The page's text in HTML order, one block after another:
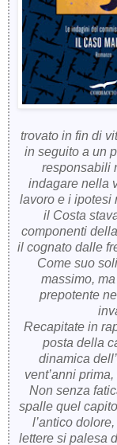
trovato in fin di
in seguito a un
responsabili
indagare nella
lavoro e i ipotesi
il Costa
componenti
il cognato dalle
Come suo
massimo,
prepotente
Recapitate in
posta della
dinamica
vent’anni
Non senza
spalle quel
l’antico
lettere si palesa